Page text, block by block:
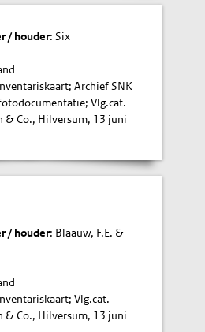
/ houder: Six
Archief SNK
Vlg.cat.
& Co., Hilversum, 13 juni
/ houder: Blaauw, F.E. &
Vlg.cat.
& Co., Hilversum, 13 juni